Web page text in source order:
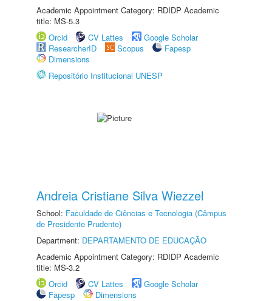
Academic Appointment Category: RDIDP Academic
title: MS-5.3
Orcid
CV Lattes
Google Scholar
ResearcherID
Scopus
Fapesp
Dimensions
Repositório Institucional UNESP
Andreia Cristiane Silva Wiezzel
School: Faculdade de Ciências e Tecnologia (Câmpus
de Presidente Prudente)
Department: DEPARTAMENTO DE EDUCAÇÃO
Academic Appointment Category: RDIDP Academic
title: MS-3.2
Orcid
CV Lattes
Google Scholar
Fapesp
Dimensions